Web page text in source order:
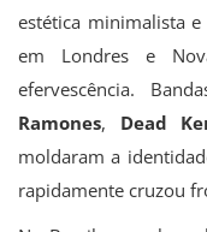
estética minimalista
em Londres e
efervescência.
Ramones, Dead
moldaram a
rapidamente cruzou